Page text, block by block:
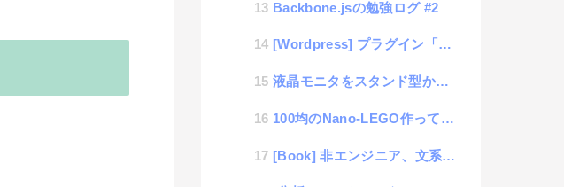
Backbone.jsの勉強ログ #2
[Wordpress] プラグイン「AmazonJS」を使ってアフェリエイトのUIデザイン向上
液晶モニタをスタンド型からアーム式に変更するだけで、色々解決する事
100均のNano-LEGO作ってみました
[Book] 非エンジニア、文系、ビジネスマンのための人工知能入門: 数式が苦手なあなたにオススメ